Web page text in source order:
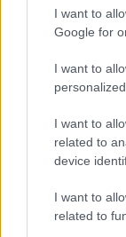
I want to
Google for
I want to
I want to
related to
device
I want to
related to
εμπάργκο
04/06/2019